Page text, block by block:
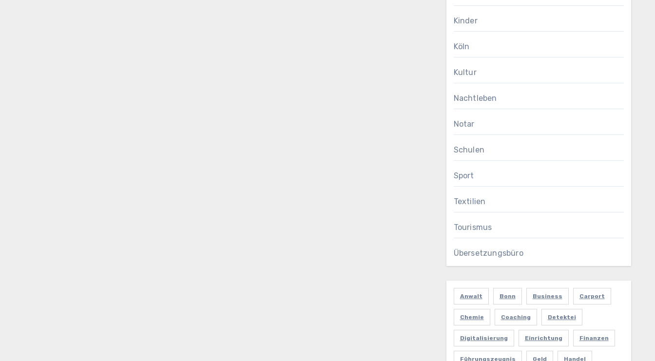
Kinder
Köln
Kultur
Nachtleben
Notar
Schulen
Sport
Textilien
Tourismus
Übersetzungsbüro
Anwalt Bonn Business Carport
Chemie Coaching Detektei
Digitalisierung Einrichtung Finanzen
Führungszeugnis Geld Handel